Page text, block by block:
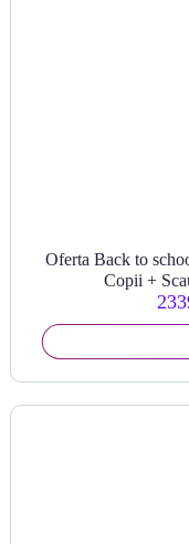
Oferta Back to
Copii +